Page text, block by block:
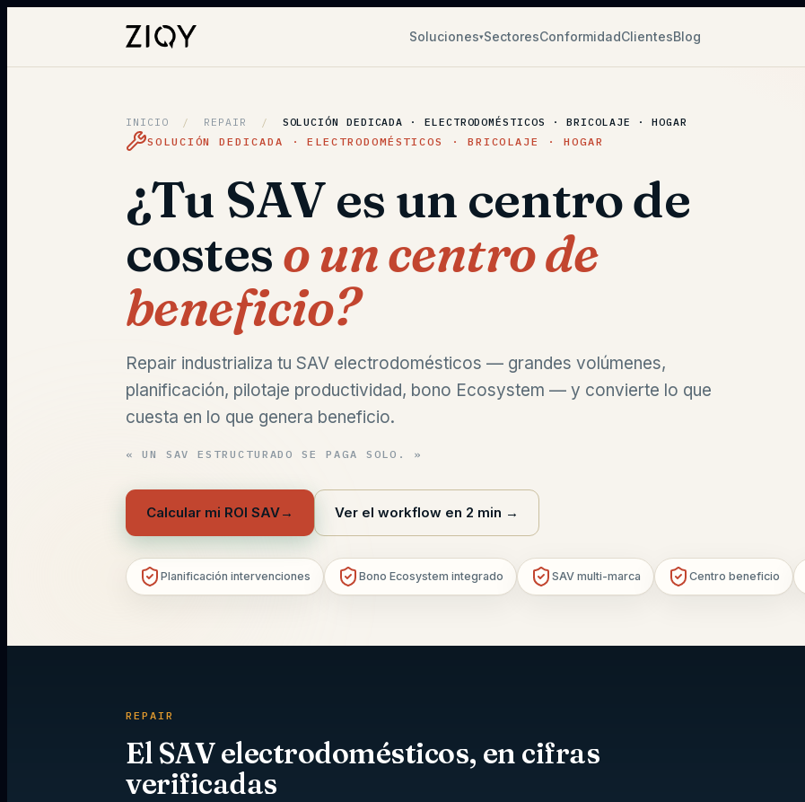
Soluciones▾SectoresConformidadClientesBlog
INICIO / REPAIR /
SOLUCIÓN DEDICADA · ELECTRODOMÉSTICOS · BRICOLAJE · HOGAR
SOLUCIÓN DEDICADA · ELECTRODOMÉSTICOS · BRICOLAJE · HOGAR
¿Tu SAV es un centro de
costeso un centro de
beneficio?
Repair industrializa tu SAV electrodomésticos — grandes volúmenes,
planificación, pilotaje productividad, bono Ecosystem — y convierte lo que
cuesta en lo que genera beneficio.
« UN SAV ESTRUCTURADO SE PAGA SOLO. »
Calcular mi ROI SAV→ Ver el workflow en 2 min →
Planificación intervenciones Bono Ecosystem integrado SAV multi-marca Centro beneficio
REPAIR
El SAV electrodomésticos, en cifras
verificadas